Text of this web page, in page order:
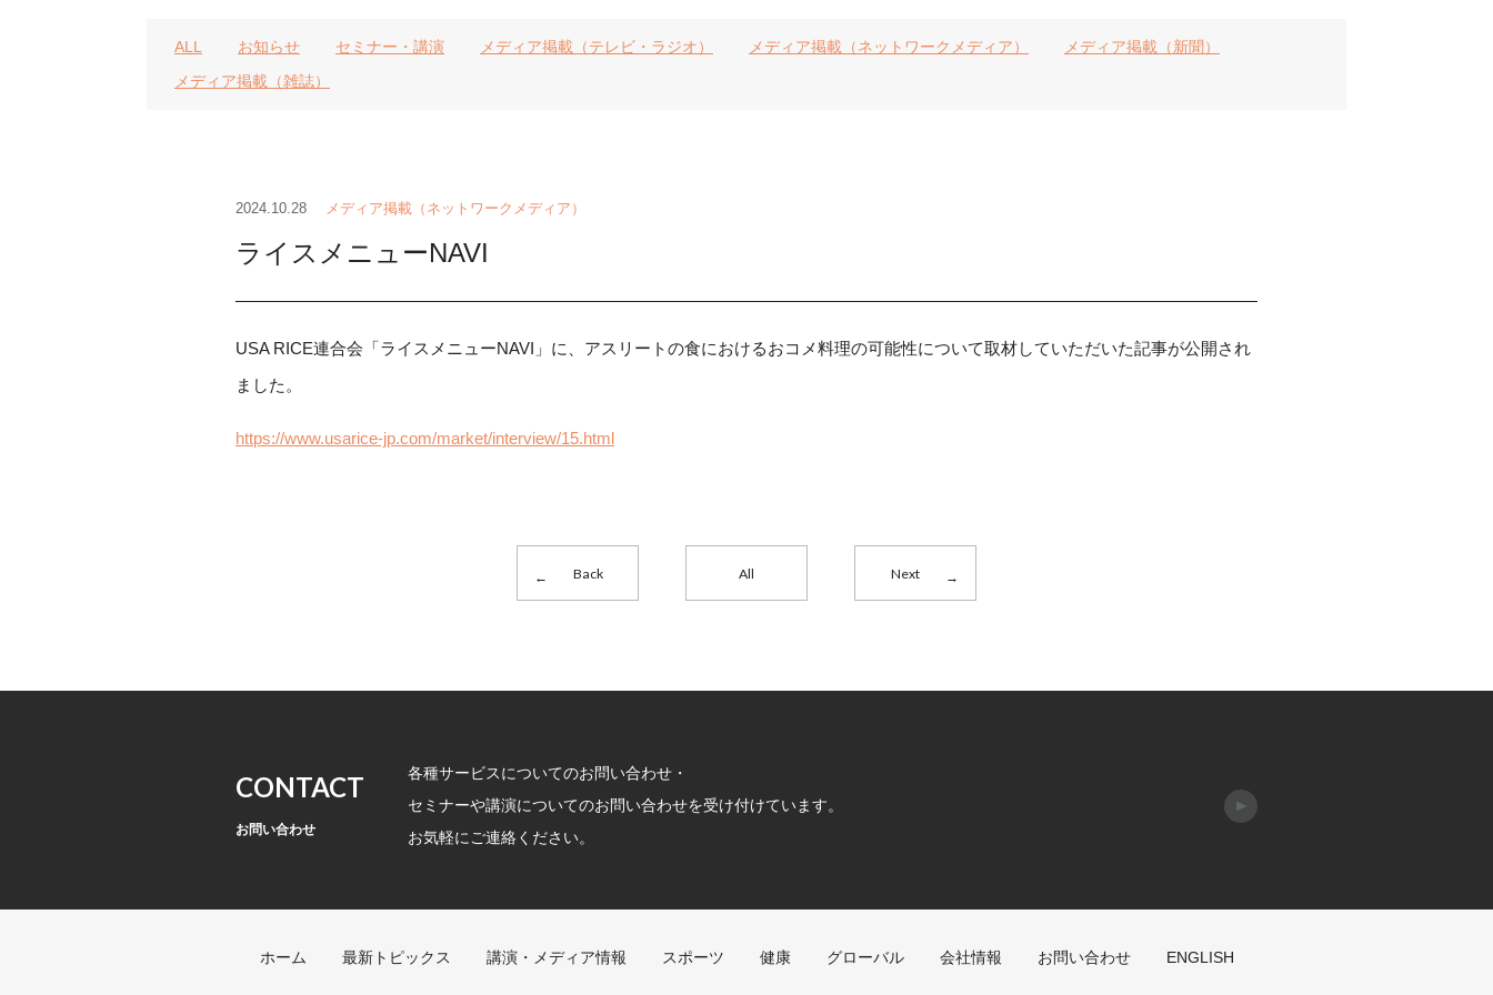
ALL お知らせ セミナー・講演 メディア掲載（テレビ・ラジオ） メディア掲載（ネットワークメディア）
メディア掲載（新聞）
メディア掲載（雑誌）
2024.10.28 メディア掲載（ネットワークメディア）
ライスメニューNAVI
USA RICE連合会「ライスメニューNAVI」に、アスリートの食におけるおコメ料理の可能性について取材していただいた記事が公開され
ました。
https://www.usarice-jp.com/market/interview/15.html
Back All Next
CONTACT
お問い合わせ
各種サービスについてのお問い合わせ・
セミナーや講演についてのお問い合わせを受け付けています。
お気軽にご連絡ください。
ホーム 最新トピックス 講演・メディア情報 スポーツ 健康 グローバル 会社情報 お問い合わせ ENGLISH